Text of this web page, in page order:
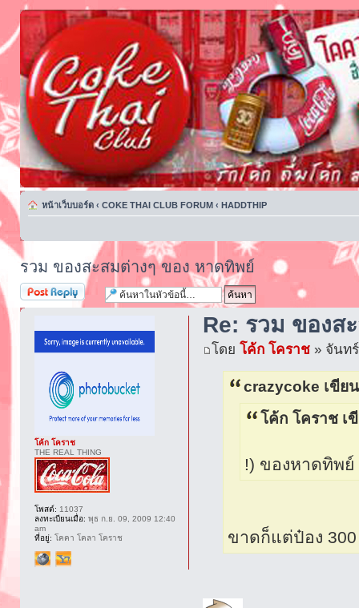
หน้าเว็บบอร์ด ‹ COKE THAI CLUB FORUM ‹ HADDTHIP
รวม ของสะสมต่างๆ ของ หาดทิพย์
ตอบกระทู้
Re: รวม ของส
โดยโค้ก โคราช » จันท
crazycoke เขีย
โค้ก โคราช เ
!) ของหาดทิพ
ขาดก็แต่ป๋อง
โค้ก โคราช
THE REAL THING
โพสต์: 11037
ลงทะเบียนเมื่อ: พุธ ก.ย. 09, 2009 12:40
am
ที่อยู่: โคคา โคลา โคราช